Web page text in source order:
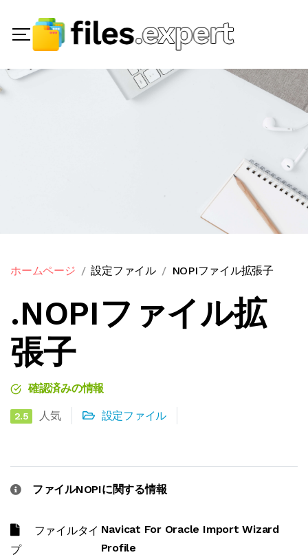
ホームページ 設定ファイル NOPIファイル拡張子
.NOPIファイル拡
張子
確認済みの情報
2.5 人気 設定ファイル
ファイルNOPIに関する情報
ファイルタイ
プ
Navicat For Oracle Import Wizard
Profile